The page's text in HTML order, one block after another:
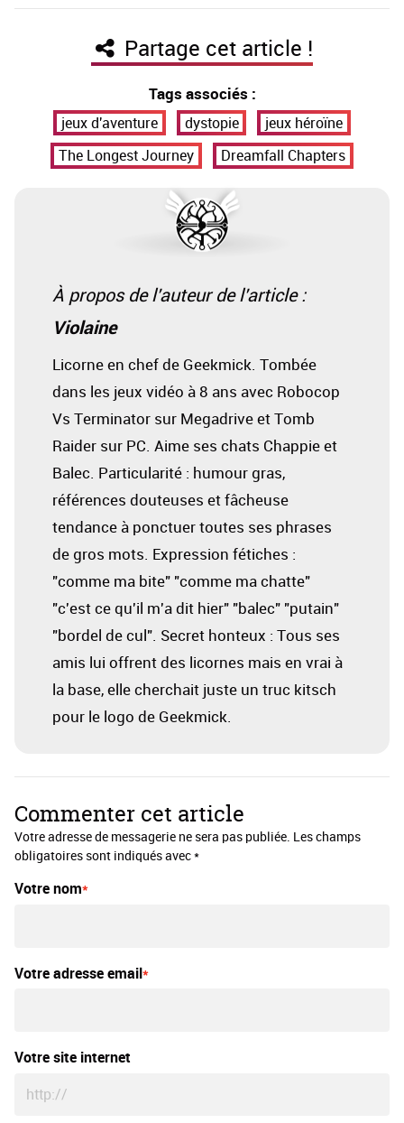
Partage cet article !
Tags associés :
jeux d'aventure dystopie
jeux héroïne
The Longest Journey
Dreamfall Chapters
À propos de l'auteur de l'article :
Violaine
Licorne en chef de Geekmick. Tombée
dans les jeux vidéo à 8 ans avec Robocop
Vs Terminator sur Megadrive et Tomb
Raider sur PC. Aime ses chats Chappie et
Balec. Particularité : humour gras,
références douteuses et fâcheuse
tendance à ponctuer toutes ses phrases
de gros mots. Expression fétiches :
"comme ma bite" "comme ma chatte"
"c'est ce qu'il m'a dit hier" "balec" "putain"
"bordel de cul". Secret honteux : Tous ses
amis lui offrent des licornes mais en vrai à
la base, elle cherchait juste un truc kitsch
pour le logo de Geekmick.
Commenter cet article
Votre adresse de messagerie ne sera pas publiée. Les champs
obligatoires sont indiqués avec *
Votre nom
Votre adresse email
Votre site internet